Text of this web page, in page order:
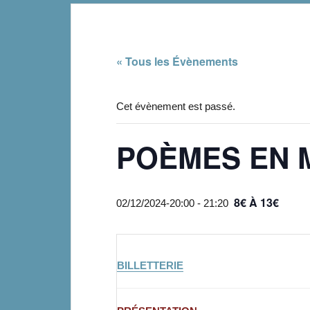
« Tous les Évènements
Cet évènement est passé.
POÈMES EN
02/12/2024-20:00 - 21:20 8€ À 13€
BILLETTERIE